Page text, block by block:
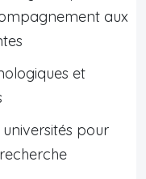
aux
et
pour